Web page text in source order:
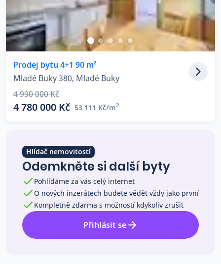
Přehled realitních makléřů
Co říkají naši zákazníci
Blog
O nás
Kariéra
Prodej bytu 4+1 90 m²
Mladé Buky 380, Mladé Buky
4 990 000 Kč
4 780 000 Kč 53 111 Kč/m2
Hlídač nemovitostí
Odemkněte si další byty
Pohlídáme za vás celý internet
O nových inzerátech budete vědět vždy jako první
Kompletně zdarma s možností kdykoliv zrušit
Přihlásit se